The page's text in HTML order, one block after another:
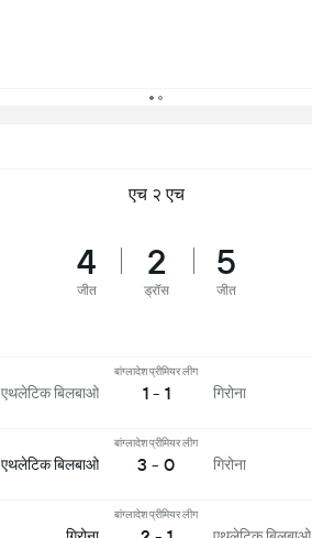
एच २ एच
4
जीत
2
ड्रॉस
5
जीत
एथलेटिक बिलबाओ
बांग्लादेश प्रीमियर लीग
1 - 1 गिरोना
एथलेटिक बिलबाओ
बांग्लादेश प्रीमियर लीग
3 - 0 गिरोना
बांग्लादेश प्रीमियर लीग